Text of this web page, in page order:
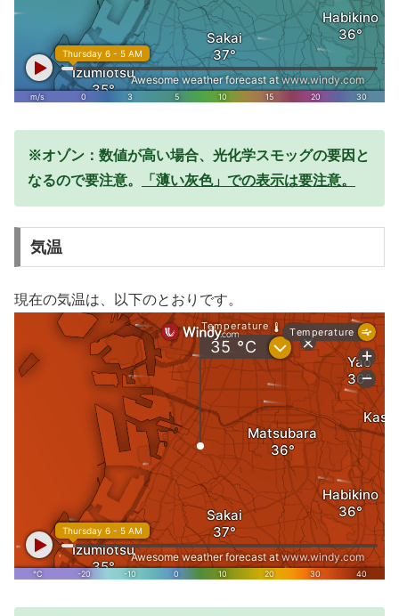
※オゾン：数値が高い場合、光化学スモッグの要因と
なるので要注意。
「薄い灰色」での表示は要注意。
気温
現在の気温は、以下のとおりです。